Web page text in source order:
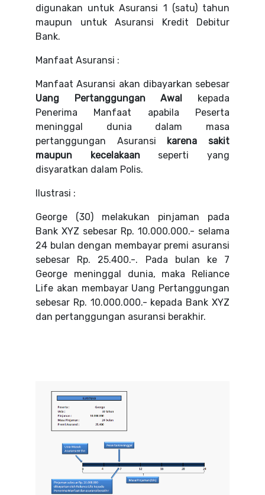
digunakan untuk Asuransi 1 (satu) tahun
maupun untuk Asuransi Kredit Debitur
Bank.
Manfaat Asuransi :
Manfaat Asuransi akan dibayarkan sebesar
Uang Pertanggungan Awal kepada
Penerima Manfaat apabila Peserta
meninggal dunia dalam masa
pertanggungan Asuransi karena sakit
maupun kecelakaan seperti yang
disyaratkan dalam Polis.
Ilustrasi :
George (30) melakukan pinjaman pada
Bank XYZ sebesar Rp. 10.000.000.- selama
24 bulan dengan membayar premi asuransi
sebesar Rp. 25.400.-. Pada bulan ke 7
George meninggal dunia, maka Reliance
Life akan membayar Uang Pertanggungan
sebesar Rp. 10.000.000.- kepada Bank XYZ
dan pertanggungan asuransi berakhir.